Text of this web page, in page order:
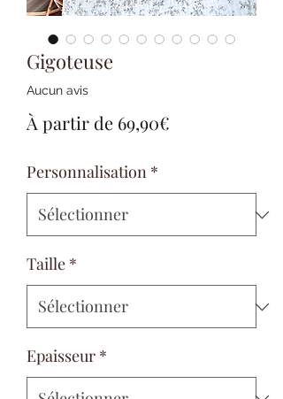
Gigoteuse
Aucun avis
À partir de 69,90€
Personnalisation *
Taille *
Epaisseur *